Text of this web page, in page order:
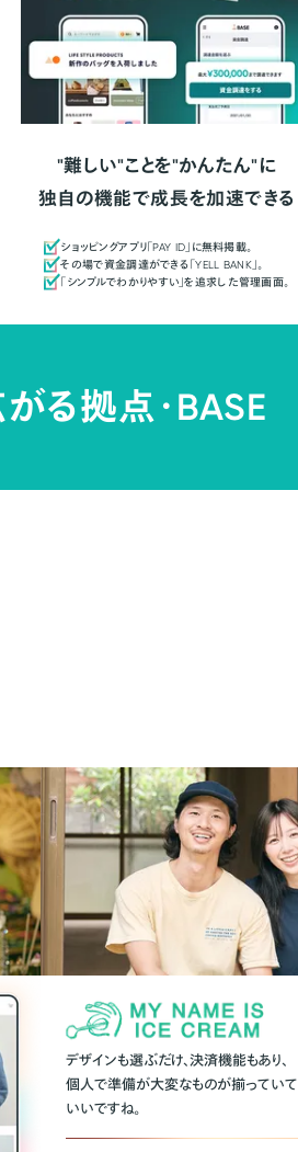
"難しい"ことを"かんたん"に
独自の機能で成長を加速できる
ショッピングアプリ「PAY ID」に無料掲載。
その場で資金調達ができる「YELL BANK」。
「シンプルでわかりやすい」を追求した管理画面。
る拠点・BASE
デザインも選ぶだけ、決済機能もあり、
個人で準備が大変なものが揃っていて
いいですね。